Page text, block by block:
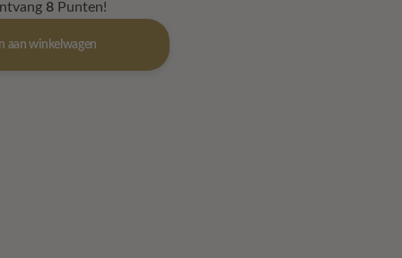
8Punten!
aan winkelwagen